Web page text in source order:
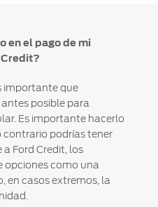
en el pago de mi
importante que
posible para
Es importante hacerlo
contrario podrías tener
Ford Credit, los
opciones como una
en casos extremos, la